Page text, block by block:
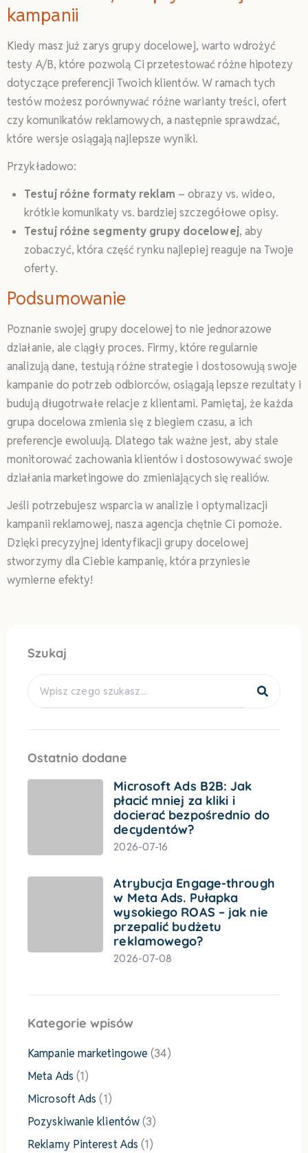
kampanii
Kiedy masz już zarys grupy docelowej, warto wdrożyć
testy A/B, które pozwolą Ci przetestować różne hipotezy
dotyczące preferencji Twoich klientów. W ramach tych
testów możesz porównywać różne warianty treści, ofert
czy komunikatów reklamowych, a następnie sprawdzać,
które wersje osiągają najlepsze wyniki.
Przykładowo:
Testuj różne formaty reklam – obrazy vs. wideo,
krótkie komunikaty vs. bardziej szczegółowe opisy.
Testuj różne segmenty grupy docelowej, aby
zobaczyć, która część rynku najlepiej reaguje na Twoje
oferty.
Podsumowanie
Poznanie swojej grupy docelowej to nie jednorazowe
działanie, ale ciągły proces. Firmy, które regularnie
analizują dane, testują różne strategie i dostosowują swoje
kampanie do potrzeb odbiorców, osiągają lepsze rezultaty i
budują długotrwałe relacje z klientami. Pamiętaj, że każda
grupa docelowa zmienia się z biegiem czasu, a ich
preferencje ewoluują. Dlatego tak ważne jest, aby stale
monitorować zachowania klientów i dostosowywać swoje
działania marketingowe do zmieniających się realiów.
Jeśli potrzebujesz wsparcia w analizie i optymalizacji
kampanii reklamowej, nasza agencja chętnie Ci pomoże.
Dzięki precyzyjnej identyfikacji grupy docelowej
stworzymy dla Ciebie kampanię, która przyniesie
wymierne efekty!
Szukaj
Ostatnio dodane
Microsoft Ads B2B: Jak
płacić mniej za kliki i
docierać bezpośrednio do
decydentów?
2026-07-16
Atrybucja Engage-through
w Meta Ads. Pułapka
wysokiego ROAS – jak nie
przepalić budżetu
reklamowego?
2026-07-08
Kategorie wpisów
Kampanie marketingowe (34)
Meta Ads (1)
Microsoft Ads (1)
Pozyskiwanie klientów(3)
Reklamy Pinterest Ads (1)